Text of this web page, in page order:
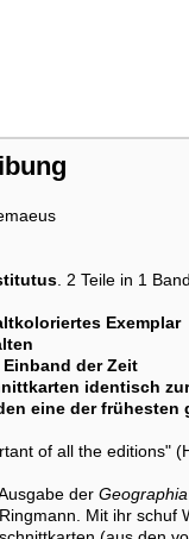
. 2 Teile in 1
Exemplar
der Zeit
identisch
eine der frühesten
of all the editions"
der Geographia
Mit ihr schuf